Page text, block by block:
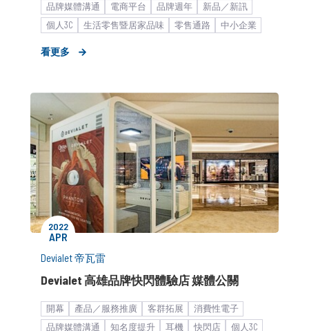
品牌媒體溝通 電商平台 品牌週年
新品／新訊
個人3C
生活零售暨居家品味 零售通路 中小企業
看更多
2022
APR
Devialet 帝瓦雷
Devialet 高雄品牌快閃體驗店 媒體公關
開幕 產品／服務推廣 客群拓展
消費性電子
品牌媒體溝通
知名度提升 耳機 快閃店 個人3C